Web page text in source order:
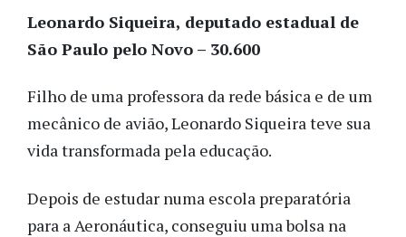
Leonardo Siqueira, deputado estadual de
São Paulo pelo Novo – 30.600
Filho de uma professora da rede básica e de um
mecânico de avião, Leonardo Siqueira teve sua
vida transformada pela educação.
Depois de estudar numa escola preparatória
para a Aeronáutica, conseguiu uma bolsa na